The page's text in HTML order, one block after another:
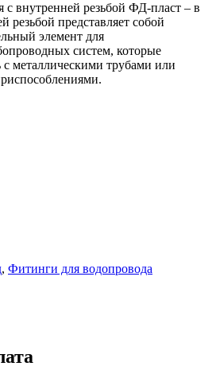
внутренней резьбой ФД-пласт – в
резьбой представляет собой
элемент для
систем, которые
с металлическими трубами или
, Фитинги для водопровода